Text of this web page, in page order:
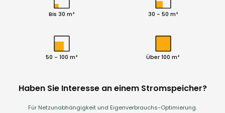
Bis 30 m² 30 - 50 m²
50 - 100 m² Über 100 m²
Haben Sie Interesse an einem Stromspeicher?
Für Netzunabhängigkeit und Eigenverbrauchs-Optimierung.